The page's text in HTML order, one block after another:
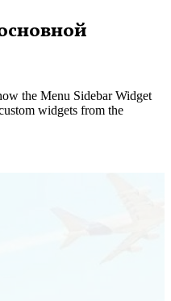
the Menu Sidebar Widget
widgets from the